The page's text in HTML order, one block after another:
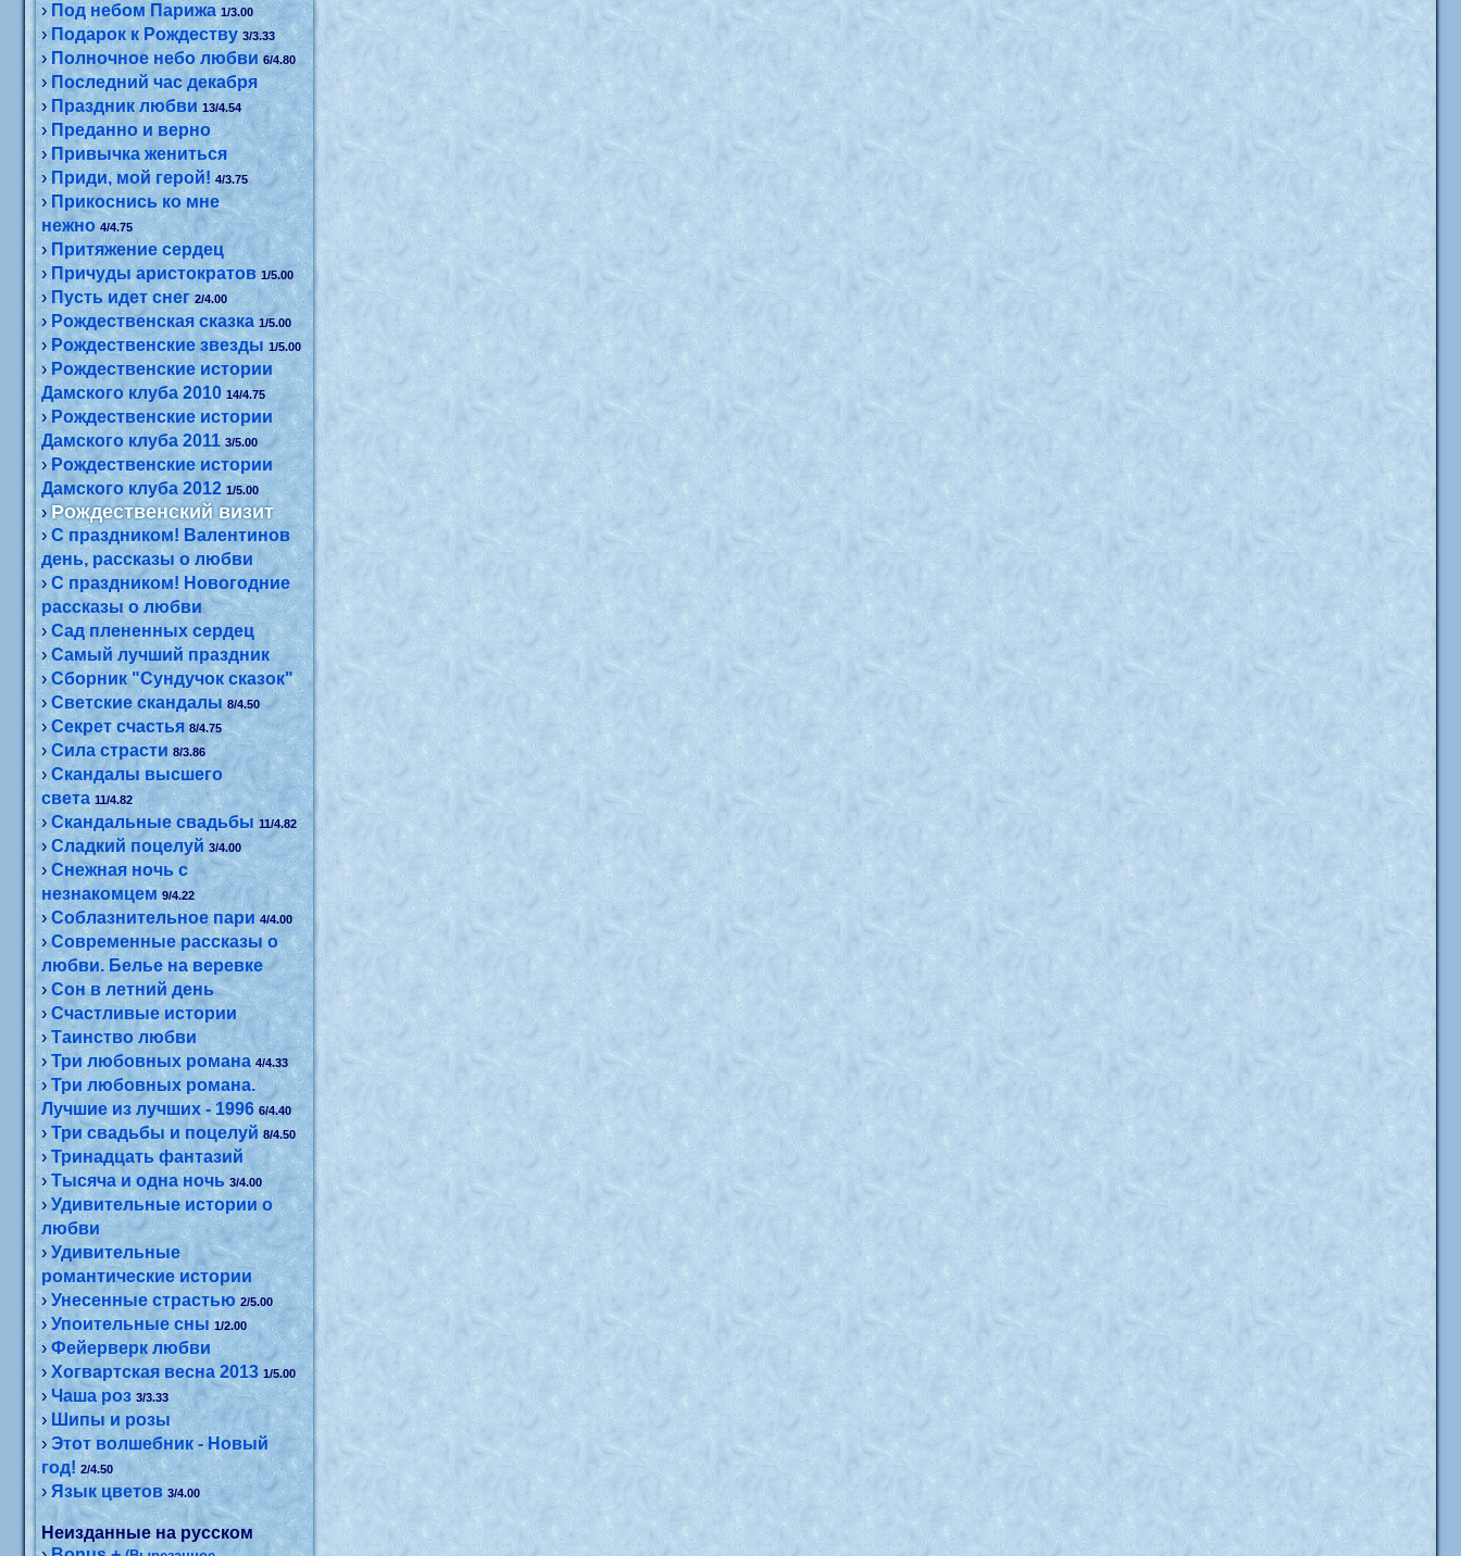
›Под небом Парижа 1/3.00
› Подарок к Рождеству 3/3.33
›Полночное небо любви 6/4.80
›Последний час декабря
›Праздник любви 13/4.54
›Преданно и верно
›Привычка жениться
›Приди, мой герой! 4/3.75
›Прикоснись ко мне
нежно 4/4.75
›Притяжение сердец
›Причуды аристократов 1/5.00
› Пусть идет снег 2/4.00
›Рождественская сказка 1/5.00
› Рождественские звезды 1/5.00
›Рождественские истории
Дамского клуба 2010 14/4.75
› Рождественские истории
Дамского клуба 2011 3/5.00
›Рождественские истории
Дамского клуба 2012 1/5.00
› Рождественский визит
›С праздником! Валентинов
день, рассказы о любви
›С праздником! Новогодние
рассказы о любви
›Сад плененных сердец
›Самый лучший праздник
›Сборник "Сундучок сказок"
›Светские скандалы 8/4.50
›Секрет счастья 8/4.75
›Сила страсти 8/3.86
›Скандалы высшего
света 11/4.82
›Скандальные свадьбы 11/4.82
›Сладкий поцелуй 3/4.00
›Снежная ночь с
незнакомцем 9/4.22
›Соблазнительное пари 4/4.00
›Современные рассказы о
любви. Белье на веревке
›Сон в летний день
›Счастливые истории
›Таинство любви
›Три любовных романа 4/4.33
›Три любовных романа.
Лучшие из лучших - 1996 6/4.40
›Три свадьбы и поцелуй 8/4.50
›Тринадцать фантазий
›Тысяча и одна ночь 3/4.00
›Удивительные истории о
любви
›Удивительные
романтические истории
›Унесенные страстью 2/5.00
›Упоительные сны 1/2.00
›Фейерверк любви
›Хогвартская весна 2013 1/5.00
›Чаша роз 3/3.33
› Шипы и розы
›Этот волшебник - Новый
год! 2/4.50
›Язык цветов 3/4.00
Неизданные на русском